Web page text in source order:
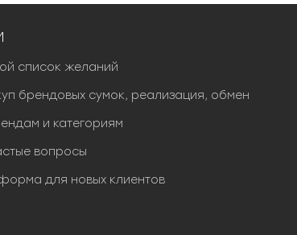
список желаний
брендовых сумок, реализация, обмен
и категориям
вопросы
для новых клиентов